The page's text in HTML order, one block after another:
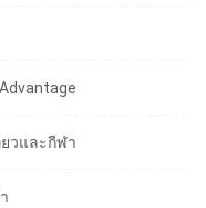
วและกีฬา